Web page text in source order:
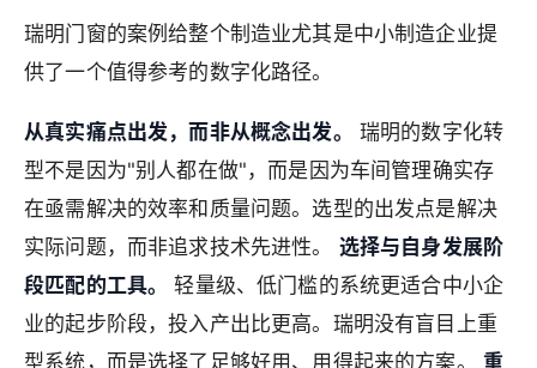
瑞明门窗的案例给整个制造业尤其是中小制造企业提
供了一个值得参考的数字化路径。
从真实痛点出发，而非从概念出发。
瑞明的数字化转
型不是因为"别人都在做"，而是因为车间管理确实存
在亟需解决的效率和质量问题。选型的出发点是解决
实际问题，而非追求技术先进性。 选择与自身发展阶
段匹配的工具。
轻量级、低门槛的系统更适合中小企
业的起步阶段，投入产出比更高。瑞明没有盲目上重
型系统，而是选择了足够好用、用得起来的方案。 重